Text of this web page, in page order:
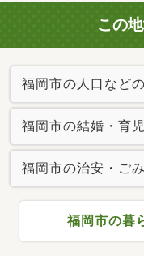
この
福岡市の人口など
福岡市の結婚・育
福岡市の治安・ご
福岡市の暮